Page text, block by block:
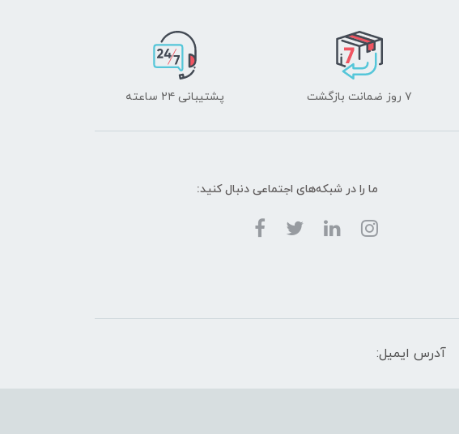
۷ روز ضمانت بازگشت پشتیبانی ۲۴ ساعته
ما را در شبکه‌های اجتماعی دنبال کنید:
آدرس ایمیل: